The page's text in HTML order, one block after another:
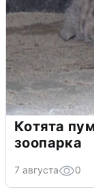
Котята
зоопарка
7 августа 0